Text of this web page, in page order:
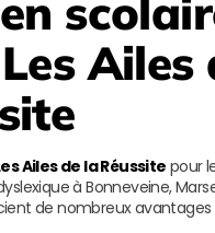
Les Ailes
Ailes de la Réussite pour
à Bonneveine,
de nombreux avantages